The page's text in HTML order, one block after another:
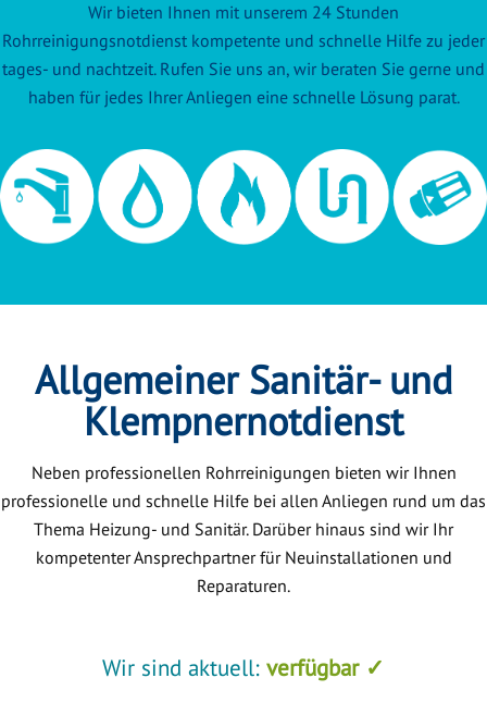
Wir bieten Ihnen mit unserem 24 Stunden
Rohrreinigungsnotdienst kompetente und schnelle Hilfe zu jeder
tages- und nachtzeit. Rufen Sie uns an, wir beraten Sie gerne und
haben für jedes Ihrer Anliegen eine schnelle Lösung parat.
Allgemeiner Sanitär- und
Klempnernotdienst
Neben professionellen Rohrreinigungen bieten wir Ihnen
professionelle und schnelle Hilfe bei allen Anliegen rund um das
Thema Heizung- und Sanitär. Darüber hinaus sind wir Ihr
kompetenter Ansprechpartner für Neuinstallationen und
Reparaturen.
Wir sind aktuell: verfügbar ✓